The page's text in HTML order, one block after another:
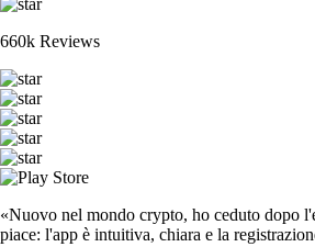
660k Reviews
«Nuovo nel mondo crypto, ho ceduto dopo
piace: l'app è intuitiva, chiara e la